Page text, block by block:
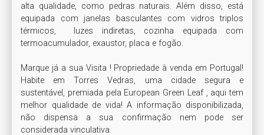
alta qualidade, como pedras naturais. Além disso, está
equipada com janelas basculantes com vidros triplos
térmicos,  luzes indiretas, cozinha equipada com
termoacumulador, exaustor, placa e fogão.
Marque já a sua Visita ! Propriedade à venda em Portugal!
Habite em Torres Vedras, uma cidade segura e
sustentável, premiada pela European Green Leaf , aqui tem
melhor qualidade de vida! A informação disponibilizada,
não dispensa a sua confirmação nem pode ser
considerada vinculativa.